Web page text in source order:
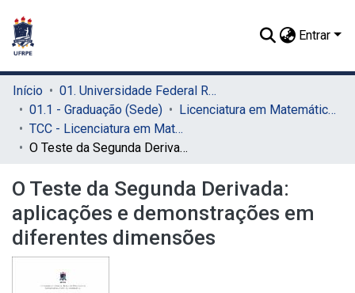
Entrar
Início
01. Universidade Federal Rural de Pernambuco - UFRPE (Sede)
01.1 - Graduação (Sede)
Licenciatura em Matemática (Sede)
TCC - Licenciatura em Matemática (Sede)
O Teste da Segunda Derivada: aplicações e demonstrações em diferentes dimensões
O Teste da Segunda Derivada:
aplicações e demonstrações em
diferentes dimensões